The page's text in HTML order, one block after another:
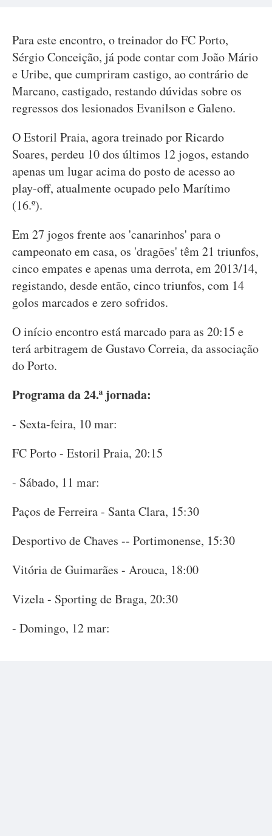
Para este encontro, o treinador do FC Porto,
Sérgio Conceição, já pode contar com João Mário
e Uribe, que cumpriram castigo, ao contrário de
Marcano, castigado, restando dúvidas sobre os
regressos dos lesionados Evanilson e Galeno.
O Estoril Praia, agora treinado por Ricardo
Soares, perdeu 10 dos últimos 12 jogos, estando
apenas um lugar acima do posto de acesso ao
play-off, atualmente ocupado pelo Marítimo
(16.º).
Em 27 jogos frente aos 'canarinhos' para o
campeonato em casa, os 'dragões' têm 21 triunfos,
cinco empates e apenas uma derrota, em 2013/14,
registando, desde então, cinco triunfos, com 14
golos marcados e zero sofridos.
O início encontro está marcado para as 20:15 e
terá arbitragem de Gustavo Correia, da associação
do Porto.
Programa da 24.ª jornada:
- Sexta-feira, 10 mar:
FC Porto - Estoril Praia, 20:15
- Sábado, 11 mar:
Paços de Ferreira - Santa Clara, 15:30
Desportivo de Chaves -- Portimonense, 15:30
Vitória de Guimarães - Arouca, 18:00
Vizela - Sporting de Braga, 20:30
- Domingo, 12 mar: